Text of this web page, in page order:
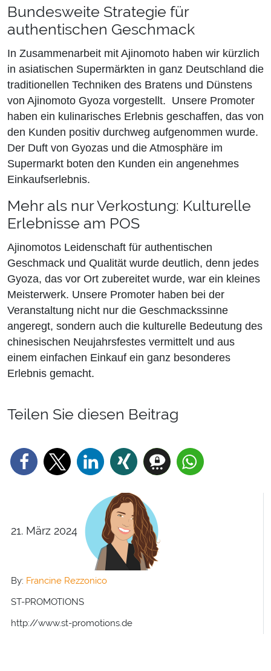
Bundesweite Strategie für
authentischen Geschmack
In Zusammenarbeit mit Ajinomoto haben wir kürzlich
in asiatischen Supermärkten in ganz Deutschland die
traditionellen Techniken des Bratens und Dünstens
von Ajinomoto Gyoza vorgestellt. Unsere Promoter
haben ein kulinarisches Erlebnis geschaffen, das von
den Kunden positiv durchweg aufgenommen wurde.
Der Duft von Gyozas und die Atmosphäre im
Supermarkt boten den Kunden ein angenehmes
Einkaufserlebnis.
Mehr als nur Verkostung: Kulturelle
Erlebnisse am POS
Ajinomotos Leidenschaft für authentischen
Geschmack und Qualität wurde deutlich, denn jedes
Gyoza, das vor Ort zubereitet wurde, war ein kleines
Meisterwerk. Unsere Promoter haben bei der
Veranstaltung nicht nur die Geschmackssinne
angeregt, sondern auch die kulturelle Bedeutung des
chinesischen Neujahrsfestes vermittelt und aus
einem einfachen Einkauf ein ganz besonderes
Erlebnis gemacht.
Teilen Sie diesen Beitrag
21. März 2024
By: Francine Rezzonico
ST-PROMOTIONS
http://www.st-promotions.de